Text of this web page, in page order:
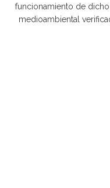
funcionamiento de
medioambiental